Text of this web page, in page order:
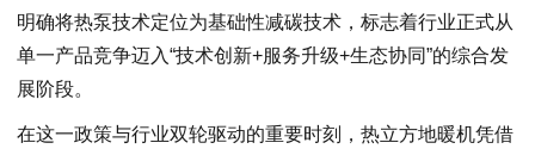
明确将热泵技术定位为基础性减碳技术，标志着行业正式从
单一产品竞争迈入“技术创新+服务升级+生态协同”的综合发
展阶段。
在这一政策与行业双轮驱动的重要时刻，热立方地暖机凭借